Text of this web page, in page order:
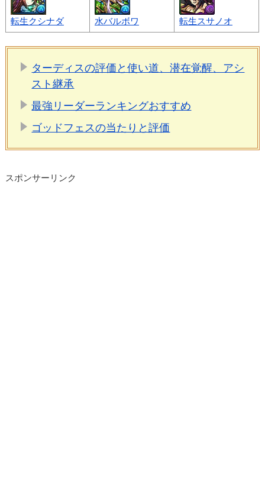
転生クシナダ 水バルボワ 転生スサノオ
ターディスの評価と使い道、潜在覚醒、アシ
スト継承
最強リーダーランキングおすすめ
ゴッドフェスの当たりと評価
スポンサーリンク